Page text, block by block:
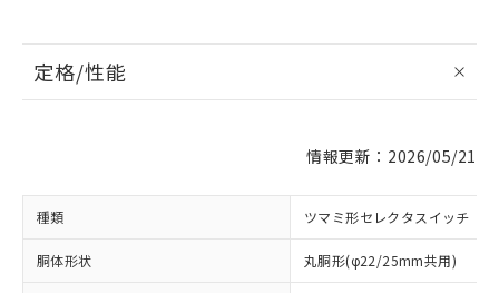
定格/性能
情報更新：2026/05/21
種類 ツマミ形セレクタスイッチ
胴体形状 丸胴形(φ22/25mm共用)